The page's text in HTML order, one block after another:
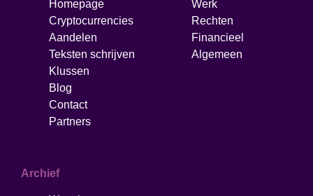
Homepage
Cryptocurrencies
Aandelen
Teksten schrijven
Klussen
Blog
Contact
Partners
Werk
Rechten
Financieel
Algemeen
Archief